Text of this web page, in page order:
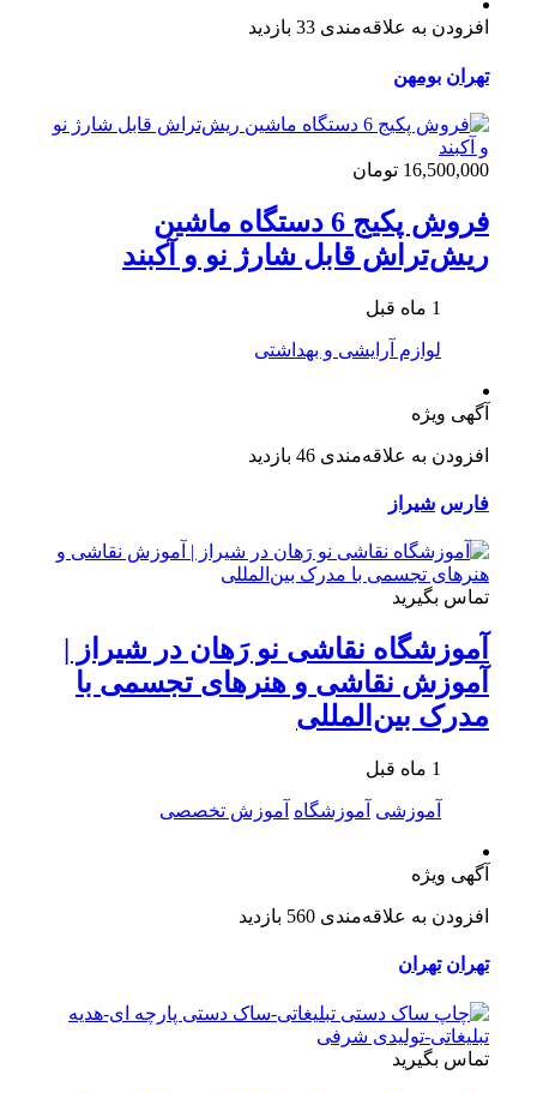
افزودن به علاقه‌مندی 33 بازدید
تهران بومهن
16,500,000 تومان
فروش پکیج 6 دستگاه ماشین
ریش‌تراش قابل شارژ نو و آکبند
1 ماه قبل
لوازم آرایشی و بهداشتی
آگهی ویژه
افزودن به علاقه‌مندی 46 بازدید
فارس شیراز
تماس بگیرید
آموزشگاه نقاشی نو رَهان در شیراز |
آموزش نقاشی و هنرهای تجسمی با
مدرک بین‌المللی
1 ماه قبل
آموزشی آموزشگاه آموزش تخصصی
آگهی ویژه
افزودن به علاقه‌مندی 560 بازدید
تهران تهران
تماس بگیرید